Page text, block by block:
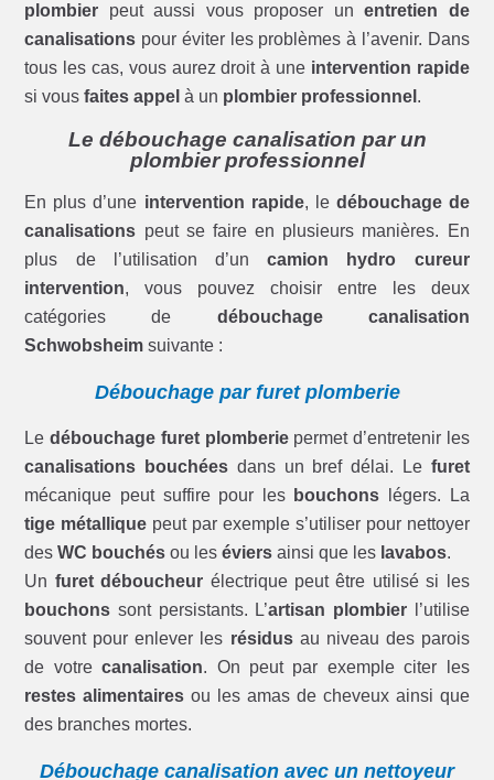
plombier peut aussi vous proposer unentretien de
canalisations pour éviter les problèmes à l’avenir. Dans
tous les cas, vous aurez droit à une intervention rapide
si vousfaites appel à un plombier professionnel .
Le débouchage canalisation par un
plombier professionnel
En plus d’une intervention rapide, le débouchage de
canalisations peut se faire en plusieurs manières. En
plus de l’utilisation d’uncamion hydro cureur
intervention, vous pouvez choisir entre les deux
catégories de débouchage canalisation
Schwobsheim suivante :
Débouchage par furet plomberie
Ledébouchage furet plomberiepermet d’entretenir les
canalisations bouchées dans un bref délai. Le furet
mécanique peut suffire pour les bouchons légers. La
tige métallique peut par exemple s’utiliser pour nettoyer
desWC bouchés ou leséviers ainsi que les lavabos.
Un furet déboucheur électrique peut être utilisé si les
bouchons sont persistants. L’artisan plombierl’utilise
souvent pour enlever les résidusau niveau des parois
de votrecanalisation. On peut par exemple citer les
restes alimentaires ou les amas de cheveux ainsi que
des branches mortes.
Débouchage canalisation avec un nettoyeur